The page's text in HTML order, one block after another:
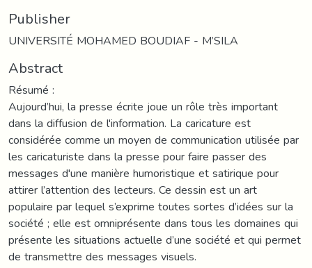
Publisher
UNIVERSITÉ MOHAMED BOUDIAF - M’SILA
Abstract
Résumé :
Aujourd’hui, la presse écrite joue un rôle très important
dans la diffusion de l'information. La caricature est
considérée comme un moyen de communication utilisée par
les caricaturiste dans la presse pour faire passer des
messages d'une manière humoristique et satirique pour
attirer l’attention des lecteurs. Ce dessin est un art
populaire par lequel s’exprime toutes sortes d’idées sur la
société ; elle est omniprésente dans tous les domaines qui
présente les situations actuelle d’une société et qui permet
de transmettre des messages visuels.